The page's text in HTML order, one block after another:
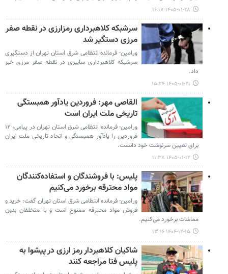
۱۴۰۵-۰۱-۲۸ ۱۶:۱۷
سرشبکه کلاهبرداری رمزارزی در نقطه صفر
مرزی دستگیر شد
ورامین- فرمانده انتظامی شرق استان تهران از دستگیری
سرشبکه کلاهبرداری سایبری در نقطه صفر مرزی خبر
داد.
۱۴۰۵-۰۱-۲۱ ۱۵:۲۴
القاصی مهر: فروردین یادآور همبستگی
تاریخی ملت ایران است
ورامین- فرمانده انتظامی شرق استان تهران در پیامی، ۱۲
فروردین را یادآور همبستگی و اتحاد تاریخی ملت ایران
برای تعیین سرنوشت خود دانست.
۱۴۰۵-۰۱-۱۲ ۱۱:۳۸
پلیس: با فروشندگان و استفاده‌کنندگان
مواد محترقه برخورد می‌کنیم
ورامین- فرمانده انتظامی شرق استان تهران گفت: خرید و
فروش مواد محترقه ممنوع است و با متخلفان بدون
مماشات برخورد می‌کنیم.
۱۴۰۴-۱۲-۱۵ ۱۳:۱۶
شاکیان کلاهبردار رمز ارزی در پیشوا به
پلیس فتا مراجعه کنند